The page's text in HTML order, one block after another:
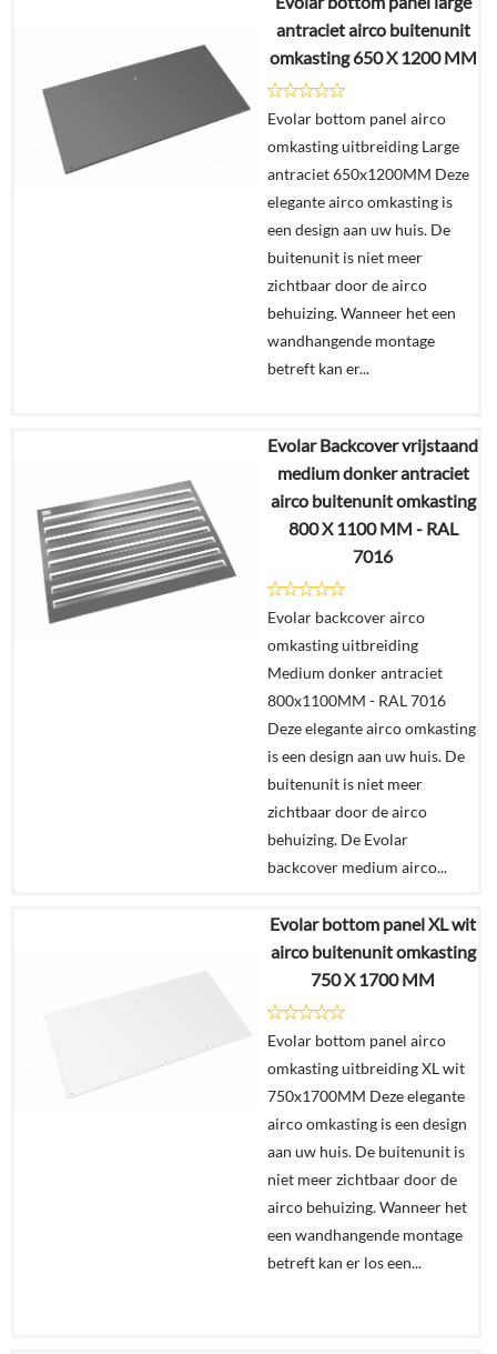
Details
In
antraciet airco buitenunit
omkasting 650 X 1200 MM
Evolar bottom panel airco
omkasting uitbreiding Large
antraciet 650x1200MM Deze
elegante airco omkasting is
een design aan uw huis. De
buitenunit is niet meer
zichtbaar door de airco
behuizing. Wanneer het een
wandhangende montage
betreft kan er...
€259,00
Evolar Backcover vrijstaand
medium donker antraciet
airco buitenunit omkasting
800 X 1100 MM - RAL
7016
Evolar backcover airco
omkasting uitbreiding
Medium donker antraciet
800x1100MM - RAL 7016
Deze elegante airco omkasting
is een design aan uw huis. De
buitenunit is niet meer
zichtbaar door de airco
behuizing. De Evolar
backcover medium airco...
€205,00
In
winkelmand
Evolar bottom panel XL wit
airco buitenunit omkasting
750 X 1700 MM
Evolar bottom panel airco
omkasting uitbreiding XL wit
750x1700MM Deze elegante
airco omkasting is een design
aan uw huis. De buitenunit is
niet meer zichtbaar door de
airco behuizing. Wanneer het
een wandhangende montage
betreft kan er los een...